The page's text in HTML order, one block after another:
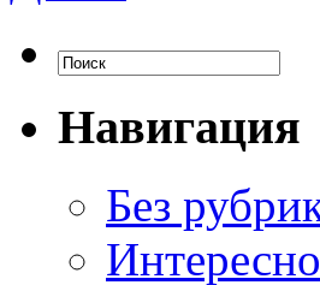
Навигация
Без